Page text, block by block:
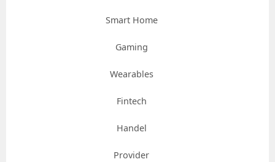
Smart Home
Gaming
Wearables
Fintech
Handel
Provider